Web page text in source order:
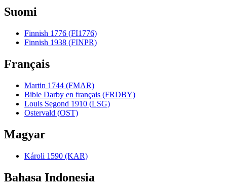
Suomi
Finnish 1776 (FI1776)
Finnish 1938 (FINPR)
Français
Martin 1744 (FMAR)
Bible Darby en français (FRDBY)
Louis Segond 1910 (LSG)
Ostervald (OST)
Magyar
Károli 1590 (KAR)
Bahasa Indonesia